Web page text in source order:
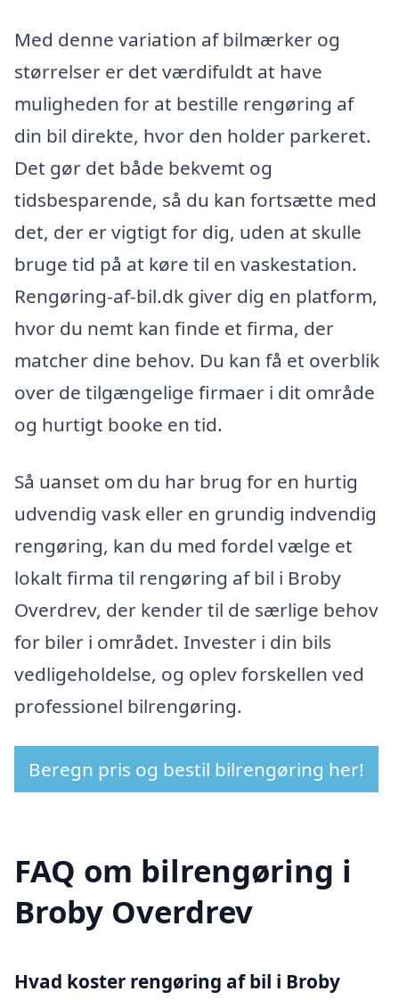
Med denne variation af bilmærker og
størrelser er det værdifuldt at have
muligheden for at bestille rengøring af
din bil direkte, hvor den holder parkeret.
Det gør det både bekvemt og
tidsbesparende, så du kan fortsætte med
det, der er vigtigt for dig, uden at skulle
bruge tid på at køre til en vaskestation.
Rengøring-af-bil.dk giver dig en platform,
hvor du nemt kan finde et firma, der
matcher dine behov. Du kan få et overblik
over de tilgængelige firmaer i dit område
og hurtigt booke en tid.
Så uanset om du har brug for en hurtig
udvendig vask eller en grundig indvendig
rengøring, kan du med fordel vælge et
lokalt firma til rengøring af bil i Broby
Overdrev, der kender til de særlige behov
for biler i området. Invester i din bils
vedligeholdelse, og oplev forskellen ved
professionel bilrengøring.
Beregn pris og bestil bilrengøring her!
FAQ om bilrengøring i
Broby Overdrev
Hvad koster rengøring af bil i Broby